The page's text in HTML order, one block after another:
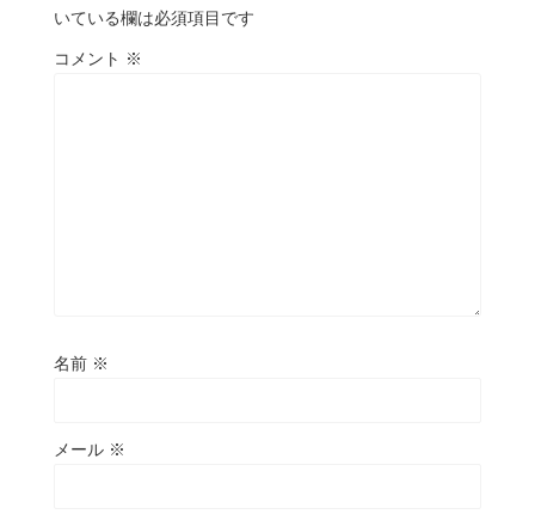
いている欄は必須項目です
コメント ※
名前 ※
メール ※